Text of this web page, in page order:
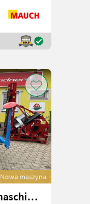
Nowa maszyna
Monosem Einzelkornsähmaschine NC4 Reihig